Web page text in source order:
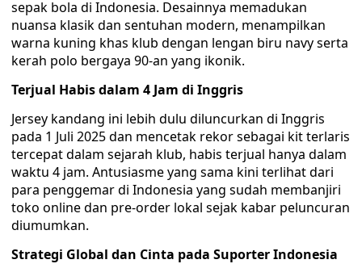
sepak bola di Indonesia. Desainnya memadukan
nuansa klasik dan sentuhan modern, menampilkan
warna kuning khas klub dengan lengan biru navy serta
kerah polo bergaya 90-an yang ikonik.
Terjual Habis dalam 4 Jam di Inggris
Jersey kandang ini lebih dulu diluncurkan di Inggris
pada 1 Juli 2025 dan mencetak rekor sebagai kit terlaris
tercepat dalam sejarah klub, habis terjual hanya dalam
waktu 4 jam. Antusiasme yang sama kini terlihat dari
para penggemar di Indonesia yang sudah membanjiri
toko online dan pre-order lokal sejak kabar peluncuran
diumumkan.
Strategi Global dan Cinta pada Suporter Indonesia